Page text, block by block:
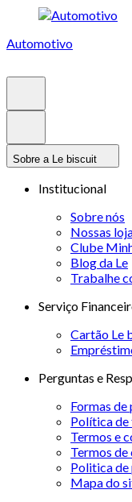
Automotivo
Sobre a Le biscuit
Institucional
Sobre nós
Nossas
Clube
Blog da Le
Trabalhe
Serviço
Cartão Le
Perguntas e
Formas
Política de
Termos e
Termos
Politica
Mapa do